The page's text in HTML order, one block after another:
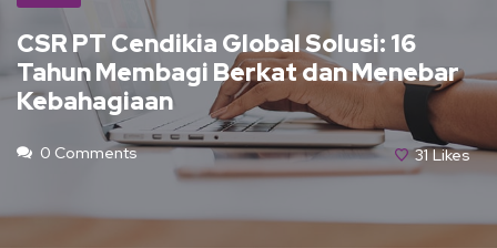
CSR PT Cendikia Global Solusi: 16
Tahun Membagi Berkat dan Menebar
Kebahagiaan
0 Comments 31 Likes